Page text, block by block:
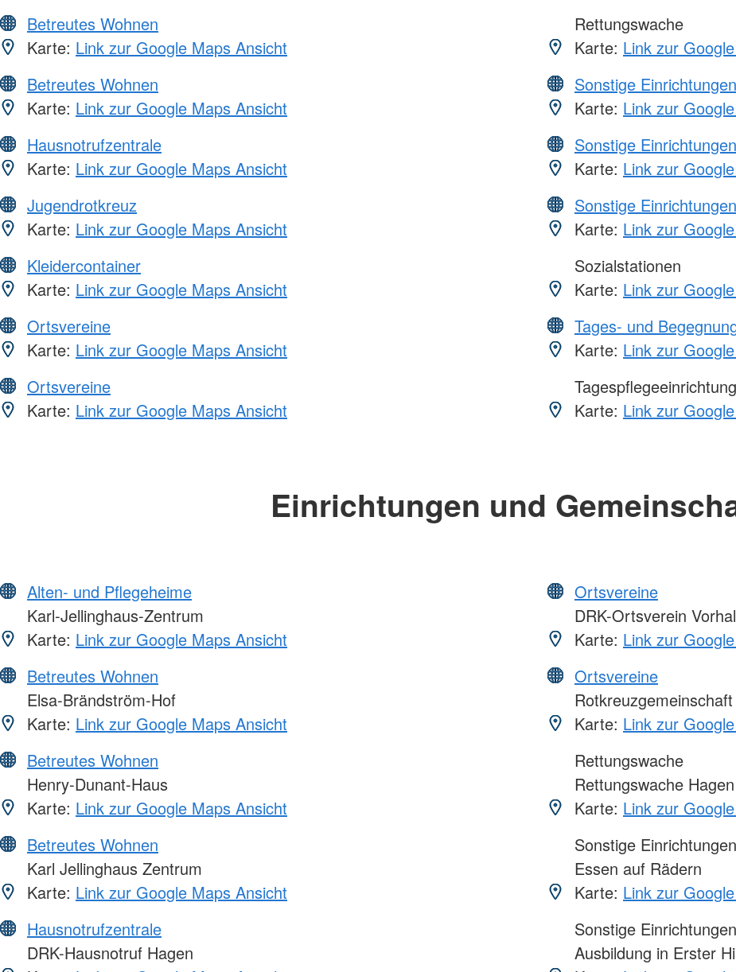
Betreutes Wohnen
Karte: Link zur Google Maps Ansicht
Betreutes Wohnen
Karte: Link zur Google Maps Ansicht
Hausnotrufzentrale
Karte: Link zur Google Maps Ansicht
Jugendrotkreuz
Karte: Link zur Google Maps Ansicht
Kleidercontainer
Karte: Link zur Google Maps Ansicht
Ortsvereine
Karte: Link zur Google Maps Ansicht
Ortsvereine
Karte: Link zur Google Maps Ansicht
Rettungswache
Karte: Link zur
Sonstige Einrichtungen
Karte: Link zur
Sonstige Einrichtungen
Karte: Link zur
Sonstige Einrichtungen
Karte: Link zur
Sozialstationen
Karte: Link zur
Tages- und
Karte: Link zur
Tagespflegeeinrichtung
Karte: Link zur
Einrichtungen und
Alten- und Pflegeheime
Karl-Jellinghaus-Zentrum
Karte: Link zur Google Maps Ansicht
Betreutes Wohnen
Elsa-Brändström-Hof
Karte: Link zur Google Maps Ansicht
Betreutes Wohnen
Henry-Dunant-Haus
Karte: Link zur Google Maps Ansicht
Betreutes Wohnen
Karl Jellinghaus Zentrum
Karte: Link zur Google Maps Ansicht
Hausnotrufzentrale
DRK-Hausnotruf Hagen
Ortsvereine
DRK-Ortsverein
Karte: Link zur
Ortsvereine
Karte: Link zur
Rettungswache
Rettungswache Hagen
Karte: Link zur
Sonstige Einrichtungen
Essen auf Rädern
Karte: Link zur
Sonstige Einrichtungen
Ausbildung in Erster